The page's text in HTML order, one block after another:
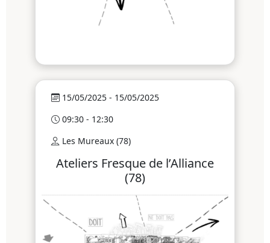
15/05/2025 - 15/05/2025
09:30 - 12:30
Les Mureaux (78)
Ateliers Fresque de l’Alliance
(78)